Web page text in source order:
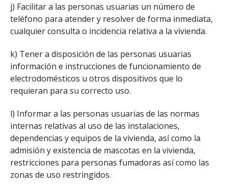
j) Facilitar a las personas usuarias un número de
teléfono para atender y resolver de forma inmediata,
cualquier consulta o incidencia relativa a la vivienda.
k) Tener a disposición de las personas usuarias
información e instrucciones de funcionamiento de
electrodomésticos u otros dispositivos que lo
requieran para su correcto uso.
l) Informar a las personas usuarias de las normas
internas relativas al uso de las instalaciones,
dependencias y equipos de la vivienda, así como la
admisión y existencia de mascotas en la vivienda,
restricciones para personas fumadoras así como las
zonas de uso restringidos.